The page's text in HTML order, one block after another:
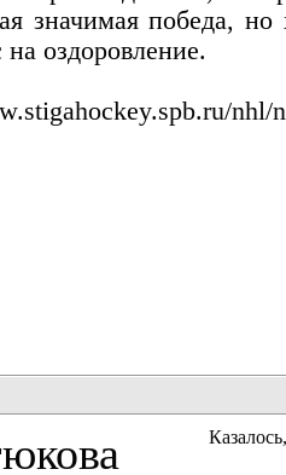
значимая победа, но
оздоровление.
nhl/